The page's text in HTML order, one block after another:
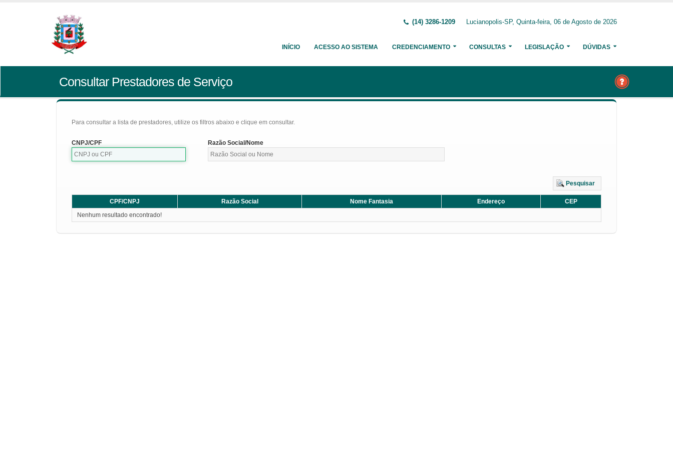
(14) 3286-1209 Lucianopolis-SP, Quinta-feira, 06 de Agosto de 2026
INÍCIO ACESSO AO SISTEMA CREDENCIAMENTO CONSULTAS LEGISLAÇÃO DÚVIDAS
Consultar Prestadores de Serviço
Para consultar a lista de prestadores, utilize os filtros abaixo e clique em consultar.
CNPJ/CPF Razão Social/Nome
Pesquisar
CPF/CNPJ Razão Social Nome Fantasia Endereço
CEP
Nenhum resultado encontrado!